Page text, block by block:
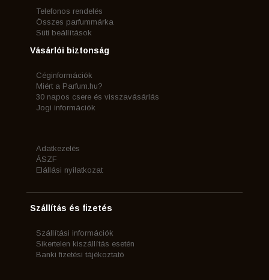
Telefonos rendelés
Összes parfummárka
Süti beállítások
Vásárlói biztonság
Céginformációk
Miért a Parfum.hu?
30 napos csere és visszavásárlás
Jogi információk
Adatkezelés
ÁSZF
Elállási nyilatkozat
Szállítás és fizetés
Szállítási információk
Sikertelen kiszállítás esetén
Banki fizetési tájékoztató